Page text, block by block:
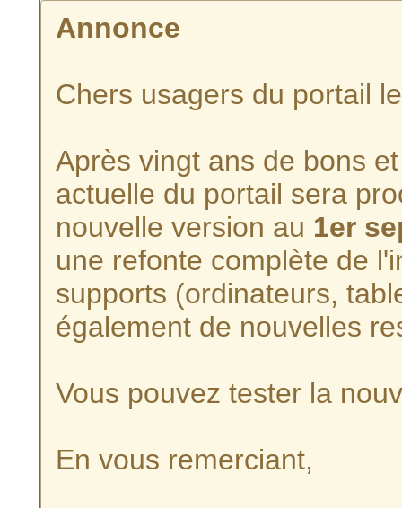
Annonce
Chers usagers du portail
Après vingt ans de bons
actuelle du portail sera
nouvelle version au 1er
une refonte complète de
supports (ordinateurs,
également de nouvelles
Vous pouvez tester la
En vous remerciant,